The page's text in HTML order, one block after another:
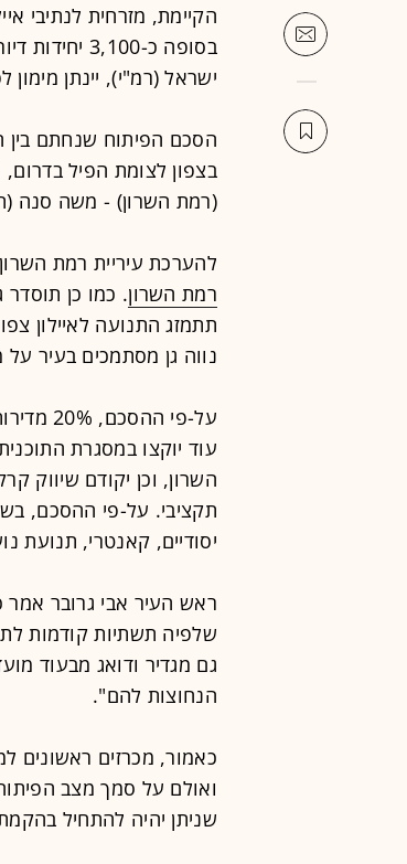
הקיימת, מזרחית לנתיבי
בסופה כ-
ישראל (רמ"י), יינתן
הסכם הפיתוח שנחתם בין
בצפון לצומת הפיל
(רמת השרון) - משה סנה
להערכת עיריית רמת
רמת השרון. כמו כן
תתמזג התנועה לאיילון
נווה גן מסתמכים בעיר
על-פי
עוד יוקצו במסגרת
השרון, וכן יקודם שיווק
תקציבי. על-פי ההסכם,
יסודיים, קאנטרי, תנועת
ראש העיר אבי גרובר
שלפיה תשתיות קודמות
גם מגדיר ודואג מבעוד
הנחוצות להם".
כאמור, מכרזים ראשונים
ואולם על סמך מצב
שניתן יהיה להתחיל